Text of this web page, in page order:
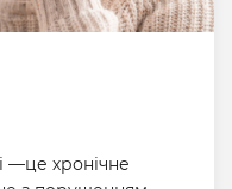
—це хронічне